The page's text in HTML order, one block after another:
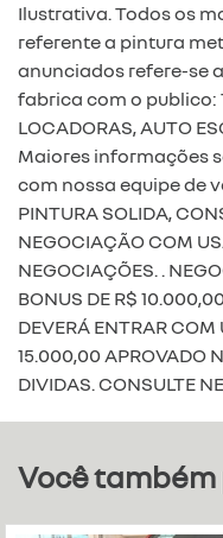
Ilustrativa. Todos os
referente a pintura
anunciados refere-se
fabrica com o publico:
LOCADORAS, AUTO
Maiores informações
com nossa equipe de
PINTURA SOLIDA,
NEGOCIAÇÃO COM
NEGOCIAÇÕES. .
BONUS DE R$
DEVERÁ ENTRAR
15.000,00 APROVADO
DIVIDAS. CONSULTE
Você